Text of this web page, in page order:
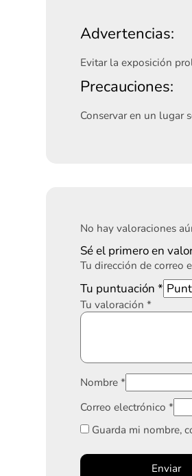
Advertencias:
Evitar la exposición
Precauciones:
Conservar en un lugar
No hay valoraciones
Sé el primero en
Tu dirección de correo
Tu puntuación*
Tu valoración*
Nombre*
Correo electrónico*
Guarda mi nombre,